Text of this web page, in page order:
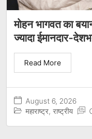
मोहन भागवत का
ज्यादा ईमानदार-
August 6, 2026
महाराष्ट्र, राष्ट्रीय
Read More